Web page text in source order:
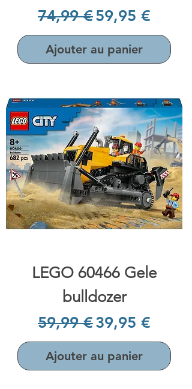
Prix original
74,99 €Prix
59,95 €
Ajouter au panier
LEGO 60466 Gele
bulldozer
Prix original
59,99 €Prix
39,95 €
Ajouter au panier